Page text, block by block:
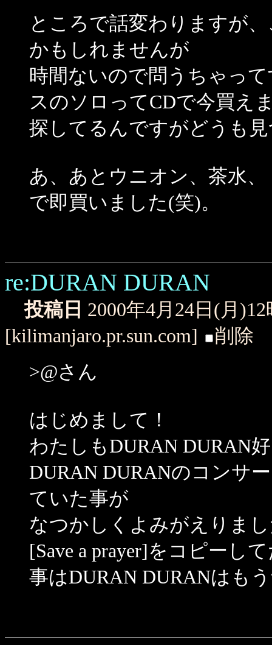
ところで話変わりますが
かもしれませんが
時間ないので問うちゃっ
スのソロってCDで今買え
探してるんですがどうも
あ、あとウニオン、茶水
で即買いました(笑)。
re:DURAN DURAN
投稿日 2000年4月24日(月
[kilimanjaro.pr.sun.com]
削除
>@さん
はじめまして！
わたしもDURAN DURAN
DURAN DURANのコンサ
ていた事が
なつかしくよみがえりま
[Save a prayer]をコピーし
事はDURAN DURANはも